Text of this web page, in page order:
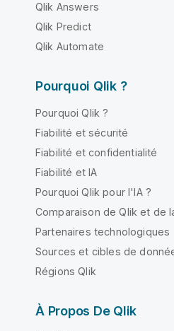
Qlik Answers
Qlik Predict
Qlik Automate
Pourquoi Qlik ?
Pourquoi Qlik ?
Fiabilité et sécurité
Fiabilité et confidentialité
Fiabilité et IA
Pourquoi Qlik pour l'IA ?
Comparaison de Qlik et de
Partenaires technologiques
Sources et cibles de
Régions Qlik
À Propos De Qlik